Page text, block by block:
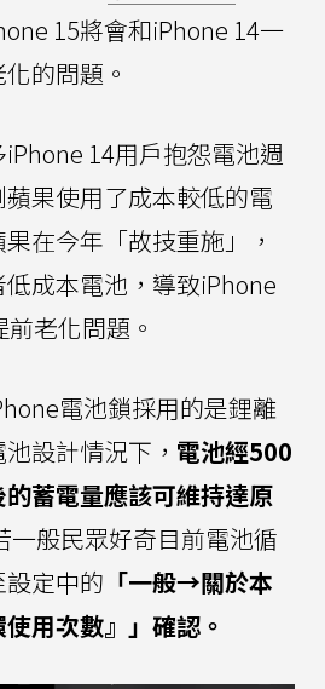
15將會和iPhone 14一
的問題。
14用戶抱怨電池週
果使用了成本較低的電
在今年「故技重施」，
成本電池，導致iPhone
老化問題。
電池鎖採用的是鋰離
設計情況下， 電池經500
蓄電量應該可維持達原
一般民眾好奇目前電池循
定中的 「一般→關於本
用次數』」確認。